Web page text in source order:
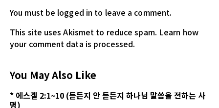
You must be logged in to leave a comment.
This site uses Akismet to reduce spam. Learn how
your comment data is processed.
You May Also Like
* 에스겔 2:1~10 (듣든지 안 듣든지 하나님 말씀을 전하는 사
명)